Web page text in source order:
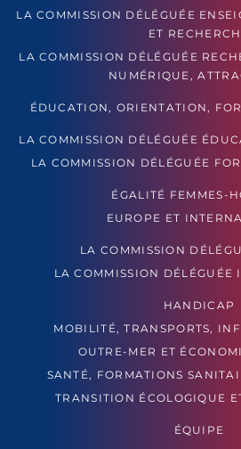
LA COMMISSION DÉLÉGUÉE
ET
LA COMMISSION DÉLÉGUÉE
NUMÉRIQUE,
ÉDUCATION, ORIENTATION,
LA COMMISSION DÉLÉGUÉE
LA COMMISSION DÉLÉGUÉE
ÉGALITÉ FEMMES-
EUROPE ET
LA COMMISSION
LA COMMISSION DÉLÉGUÉE
HANDICAP
MOBILITÉ, TRANSPORTS,
OUTRE-MER ET
SANTÉ, FORMATIONS
TRANSITION ÉCOLOGIQUE
ÉQUIPE